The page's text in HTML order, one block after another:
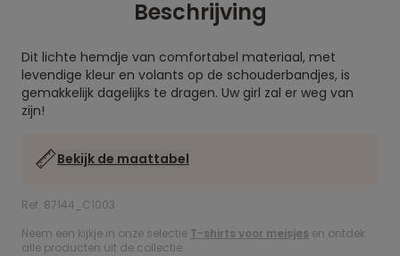
Beschrijving
Dit lichte hemdje van comfortabel materiaal, met
levendige kleur en volants op de schouderbandjes, is
gemakkelijk dagelijks te dragen. Uw girl zal er weg van
zijn!
Bekijk de maattabel
Ref. 87144_C1003
Neem een kijkje in onze selectie T-shirts voor meisjes en ontdek
alle producten uit de collectie.